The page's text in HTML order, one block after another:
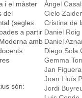
i el màster
del
(segles
a partir
amb
són:
Àngel
Cielo
Cristina de
Daniel Roig
​Daniel
Diego Sola
Gemma
Jan
Joan Lluís
Jordi